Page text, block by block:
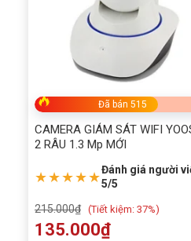
Ứng dụng
Hạ tầng giao thông: Giám
: Biên
Đã bán 515
CAMERA GIÁM SÁT WIFI
2 RÂU 1.3 Mp MỚI
★★★★★Đánh giá người
5/5
215.000₫ (Tiết kiệm: 37%)
135.000₫